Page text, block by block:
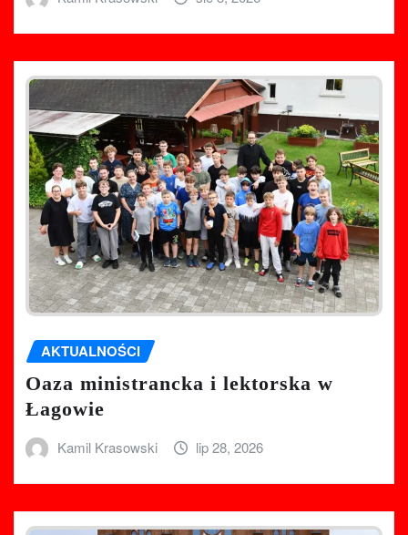
AKTUALNOŚCI
Oaza ministrancka i lektorska w
Łagowie
Kamil Krasowski lip 28, 2026